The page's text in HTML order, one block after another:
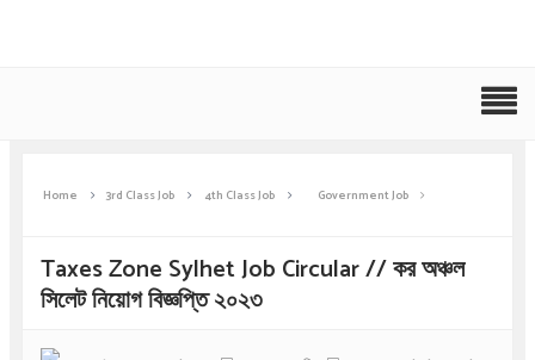
Home 3rd Class Job 4th Class Job Government Job
Taxes Zone Sylhet Job Circular // কর অঞ্চল
সিলেট নিয়োগ বিজ্ঞপ্তি ২০২৩